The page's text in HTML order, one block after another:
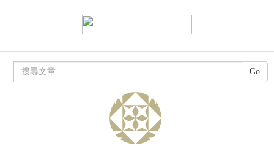
Go